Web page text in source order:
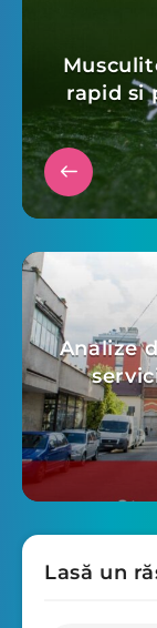
rapid si
Analize
Lasă un